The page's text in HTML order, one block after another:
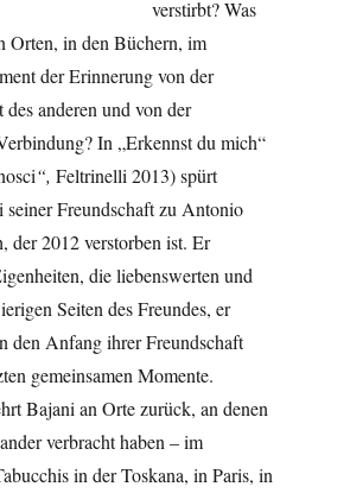
verstirbt? Was
Orten, in den Büchern, im
der Erinnerung von der
anderen und von der
In „Erkennst du mich“
“, Feltrinelli 2013) spürt
seiner Freundschaft zu Antonio
der 2012 verstorben ist. Er
die liebenswerten und
Seiten des Freundes, er
den Anfang ihrer Freundschaft
gemeinsamen Momente.
Bajani an Orte zurück, an denen
verbracht haben – im
in der Toskana, in Paris, in